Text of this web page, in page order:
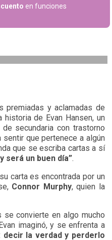
en funciones
premiadas y aclamadas de
de Evan Hansen, un
secundaria con trastorno
que pertenece a algún
que se escriba cartas a sí
será un buen día”.
carta es encontrada por un
Connor Murphy, quien la
se convierte en algo mucho
imaginó, y se enfrenta a
decir la verdad y perderlo